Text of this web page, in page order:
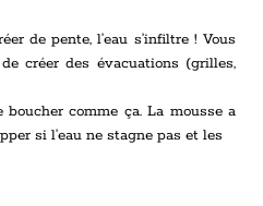
de pente, l’eau s’infiltre ! Vous
créer des évacuations (grilles,
comme ça. La mousse a
si l’eau ne stagne pas et les